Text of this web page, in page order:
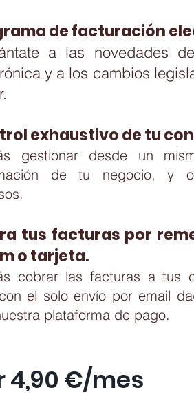
de facturación
a las novedades
a y a los cambios
exhaustivo de tu
gestionar desde un
ión de tu negocio, y
tus facturas por
o tarjeta.
cobrar las facturas a tus
el solo envío por email
plataforma de pago.
4,90 €/mes